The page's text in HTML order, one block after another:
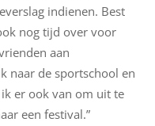
indienen. Best
nog tijd over voor
aan
naar de sportschool en
er ook van om uit te
een festival.”